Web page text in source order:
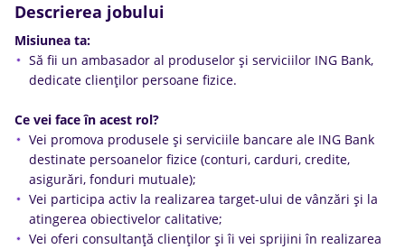
Descrierea jobului
Misiunea ta:
Să fii un ambasador al produselor şi serviciilor ING Bank,
dedicate clienţilor persoane fizice.
Ce vei face în acest rol?
Vei promova produsele şi serviciile bancare ale ING Bank
destinate persoanelor fizice (conturi, carduri, credite,
asigurări, fonduri mutuale);
Vei participa activ la realizarea target-ului de vânzări şi la
atingerea obiectivelor calitative;
Vei oferi consultanţă clienţilor şi îi vei sprijini în realizarea